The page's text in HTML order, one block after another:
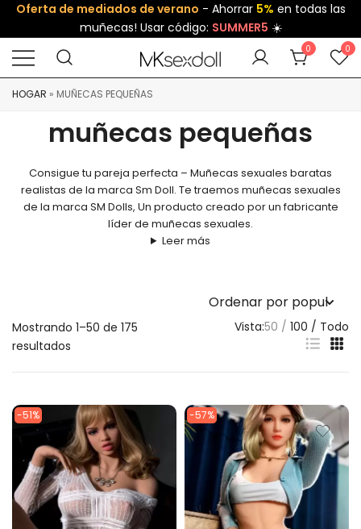
Oferta de mediados de verano - Ahorrar 5% en todas las
muñecas! Usar código: SUMMER5 ☀️
0 0
HOGAR » MUÑECAS PEQUEÑAS
muñecas pequeñas
Consigue tu pareja perfecta – Muñecas sexuales baratas
realistas de la marca Sm Doll. Te traemos muñecas sexuales
de la marca SM Dolls, Un producto creado por un fabricante
líder de muñecas sexuales.
Leer más
Mostrando 1–50 de 175
resultados
Vista:50 100 Todo
-51% -57%